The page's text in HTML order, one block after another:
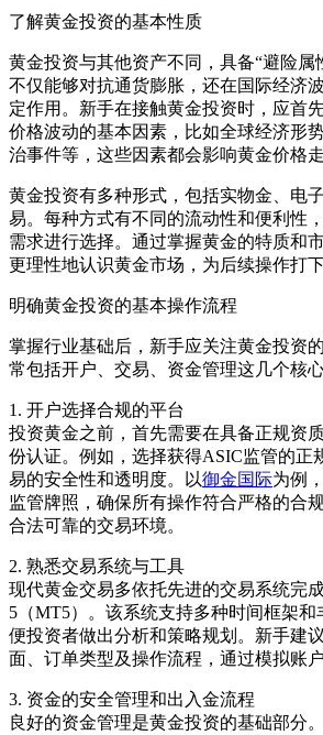
了解黄金投资的基本性质
黄金投资与其他资产不同，具备“避险属
不仅能够对抗通货膨胀，还在国际经济
定作用。新手在接触黄金投资时，应首
价格波动的基本因素，比如全球经济形
治事件等，这些因素都会影响黄金价格走
黄金投资有多种形式，包括实物金、电
易。每种方式有不同的流动性和便利性
需求进行选择。通过掌握黄金的特质和
更理性地认识黄金市场，为后续操作打下
明确黄金投资的基本操作流程
掌握行业基础后，新手应关注黄金投资
常包括开户、交易、资金管理这几个核心
1. 开户选择合规的平台
投资黄金之前，首先需要在具备正规资
份认证。例如，选择获得ASIC监管的正
易的安全性和透明度。以御金国际为例
监管牌照，确保所有操作符合严格的合
合法可靠的交易环境。
2. 熟悉交易系统与工具
现代黄金交易多依托先进的交易系统完
5（MT5）。该系统支持多种时间框架
便投资者做出分析和策略规划。新手建
面、订单类型及操作流程，通过模拟账
3. 资金的安全管理和出入金流程
良好的资金管理是黄金投资的基础部分